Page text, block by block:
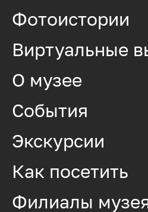
Фотоистории
Виртуальные
О музее
События
Экскурсии
Как посетить
Филиалы